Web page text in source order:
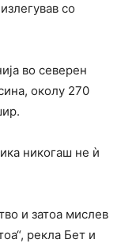
со
во северен
околу 270
никогаш не ѝ
и затоа мислев
рекла Бет и